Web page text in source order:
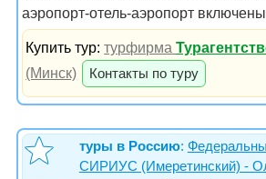
аэропорт-отель-аэропорт
Купить тур:турфирма
(Минск)
Контакты по туру
туры в Россию:
СИРИУС (Имеретинский) -